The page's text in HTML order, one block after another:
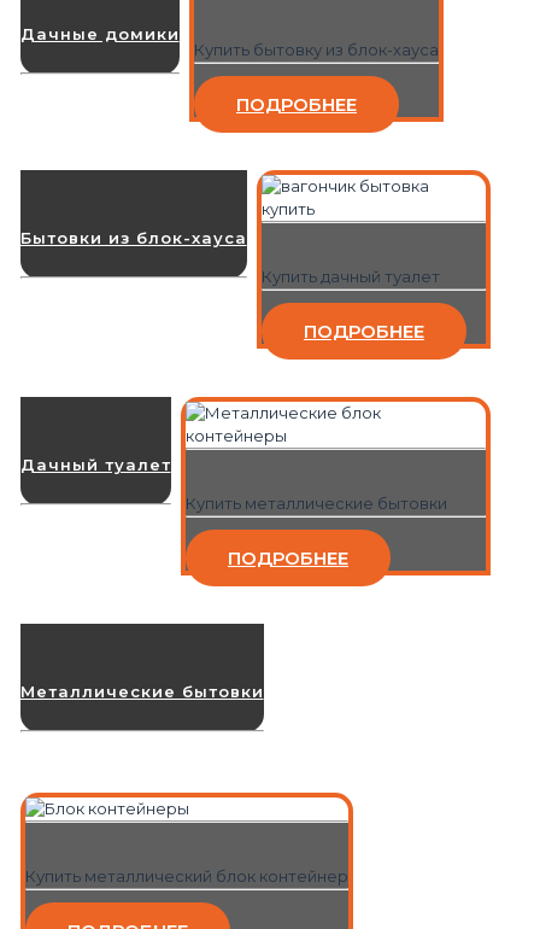
Дачные домики
Купить бытовку из блок-хауса
ПОДРОБНЕЕ
Бытовки из блок-хауса
Купить дачный туалет
ПОДРОБНЕЕ
Дачный туалет
Купить металлические бытовки
ПОДРОБНЕЕ
Металлические бытовки
Купить металлический блок контейнер